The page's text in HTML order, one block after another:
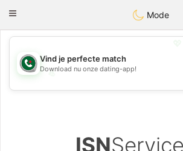
Weshrak
Toggle
Mode
💖
Vind je perfecte match
Download nu onze dating-app!
ISN